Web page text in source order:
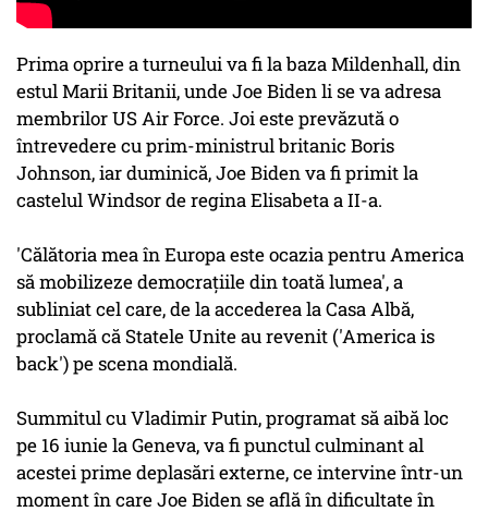
Prima oprire a turneului va fi la baza Mildenhall, din
estul Marii Britanii, unde Joe Biden li se va adresa
membrilor US Air Force. Joi este prevăzută o
întrevedere cu prim-ministrul britanic Boris
Johnson, iar duminică, Joe Biden va fi primit la
castelul Windsor de regina Elisabeta a II-a.
'Călătoria mea în Europa este ocazia pentru America
să mobilizeze democraţiile din toată lumea', a
subliniat cel care, de la accederea la Casa Albă,
proclamă că Statele Unite au revenit ('America is
back') pe scena mondială.
Summitul cu Vladimir Putin, programat să aibă loc
pe 16 iunie la Geneva, va fi punctul culminant al
acestei prime deplasări externe, ce intervine într-un
moment în care Joe Biden se află în dificultate în